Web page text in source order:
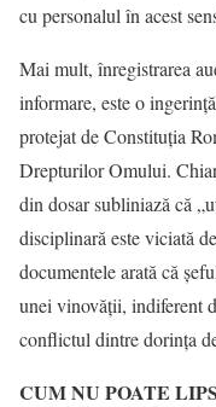
cu personalul în acest
Mai mult, înregistrarea
informare, este o
protejat de Constituția
Drepturilor Omului.
din dosar subliniază că
disciplinară este viciată
documentele arată că
unei vinovății, indiferent
conflictul dintre dorința
CUM NU POATE